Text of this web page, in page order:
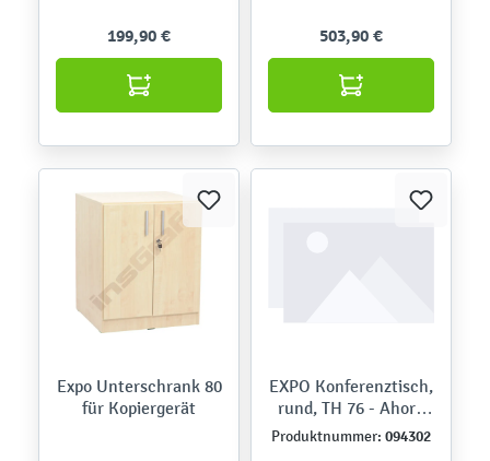
199,90 € 503,90 €
Expo Unterschrank 80
für Kopiergerät
EXPO Konferenztisch,
rund, TH 76 - Ahorn
Jylland
Produktnummer: 094302